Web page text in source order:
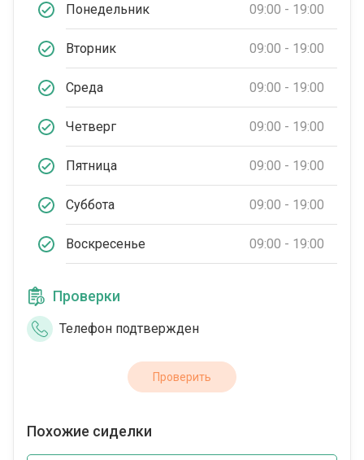
Понедельник 09:00 - 19:00
Вторник 09:00 - 19:00
Среда 09:00 - 19:00
Четверг 09:00 - 19:00
Пятница 09:00 - 19:00
Суббота 09:00 - 19:00
Воскресенье 09:00 - 19:00
Проверки
Телефон подтвержден
Проверить
Похожие сиделки